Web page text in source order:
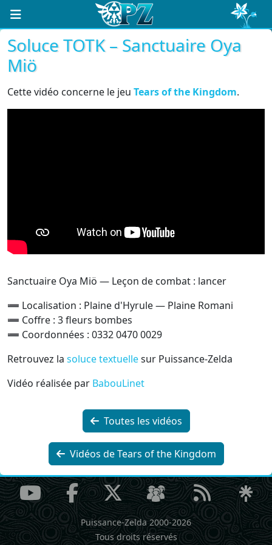
Soluce TOTK – Sanctuaire Oya
Miö
Cette vidéo concerne le jeu Tears of the Kingdom.
Sanctuaire Oya Miö — Leçon de combat : lancer
➖ Localisation : Plaine d'Hyrule — Plaine Romani
➖ Coffre : 3 fleurs bombes
➖ Coordonnées : 0332 0470 0029
Retrouvez la soluce textuellesur Puissance‐Zelda
Vidéo réalisée par BabouLinet
Toutes les vidéos
Vidéos de Tears of the Kingdom
Puissance-Zelda 2000-2026
Tous droits réservés